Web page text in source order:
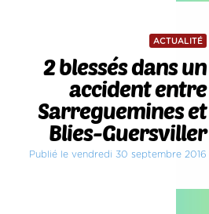
ACTUALITÉ
2 blessés dans un
accident entre
Sarreguemines et
Blies-Guersviller
Publié le vendredi 30 septembre 2016